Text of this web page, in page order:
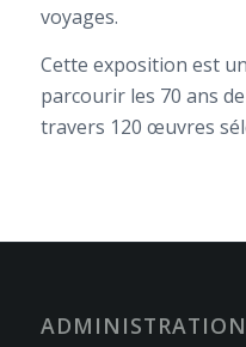
voyages.
Cette exposition est
parcourir les 70 ans
travers 120 œuvres
ADMINISTRATION